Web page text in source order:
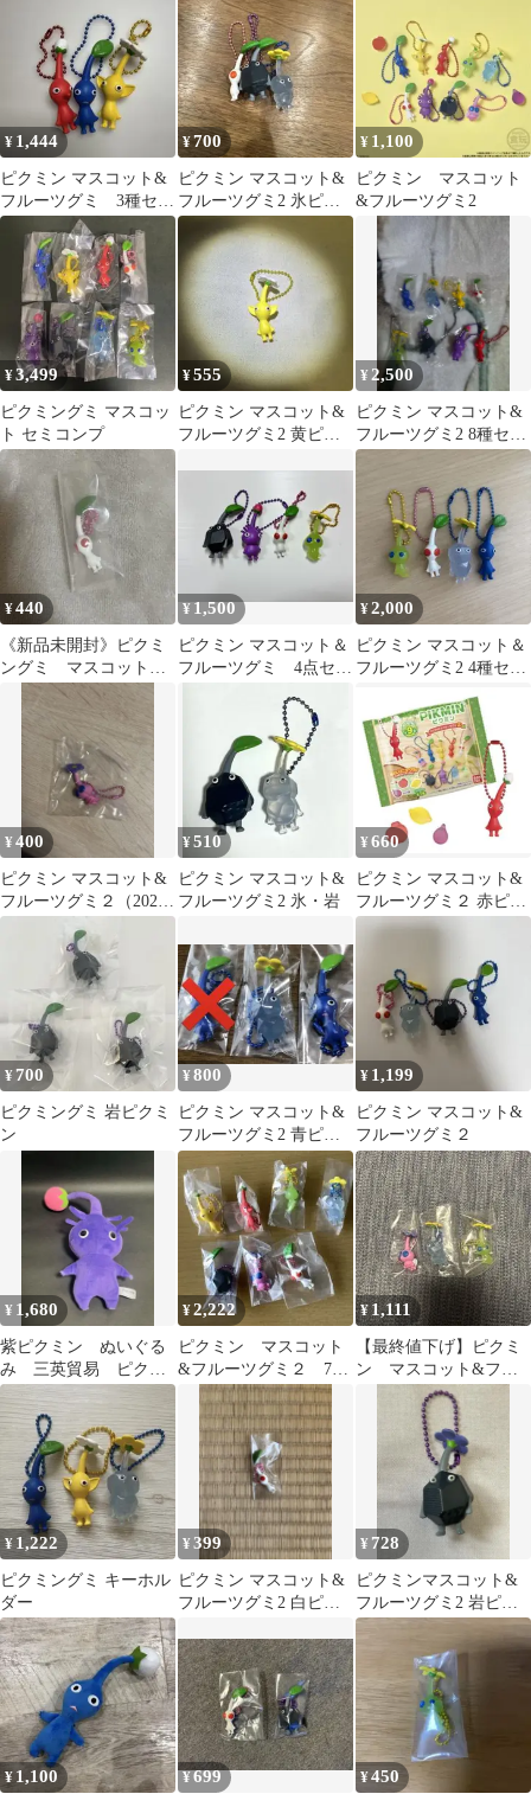
¥ 1,444
ピクミン マスコット&
フルーツグミ 3種セッ
ト
¥700
ピクミン マスコット&
フルーツグミ2 氷ピク
ミン 岩ピクミン 白ピク
ミン
¥ 1,100
ピクミン マスコット
&フルーツグミ2
¥3,499
ピクミングミ マスコッ
ト セミコンプ
¥555
ピクミン マスコット&
フルーツグミ2 黄ピク
¥ 2,500
ピクミン マスコット&
フルーツグミ2 8種セッ
ト
¥440
《新品未開封》ピクミ
ングミ マスコット
チャーム 白ピクミン
¥1,500
ピクミン マスコット＆
フルーツグミ 4点セッ
¥2,000
ピクミン マスコット＆
フルーツグミ2 4種セッ
¥400
ピクミン マスコット&
フルーツグミ２（2025
¥510
ピクミン マスコット&
フルーツグミ2 氷・岩
¥ 660
ピクミン マスコット&
フルーツグミ２ 赤ピク
ミン 黒ピクミン
¥700
ピクミングミ 岩ピクミ
ン
¥800
ピクミン マスコット&
フルーツグミ2 青ピク
ミン と氷ピクミン 2個
セット
¥ 1,199
ピクミン マスコット&
フルーツグミ２
¥ 1,680
紫ピクミン ぬいぐる
み 三英貿易 ピクミ
ンぬいぐるみ
¥2,222
ピクミン マスコット
&フルーツグミ２ 7種
セット
¥1,111
【最終値下げ】ピクミ
ン マスコット&フル
ーツグミ 光ピクミン
羽ピクミン氷ピクミン
¥ 1,222
ピクミングミ キーホル
ダー
¥399
ピクミン マスコット&
フルーツグミ2 白ピク
¥ 728
ピクミンマスコット&
フルーツグミ2 岩ピク
ミン
¥ 1,100 ¥699 ¥450